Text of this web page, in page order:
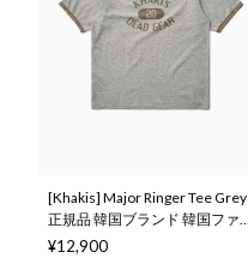
[Khakis] Major Ringer Tee Grey
正規品 韓国ブランド 韓国ファ
ッション 韓国代行 カーキス 日
¥12,900